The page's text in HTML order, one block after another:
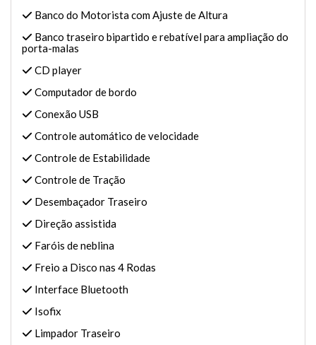
Banco do Motorista com Ajuste de Altura
Banco traseiro bipartido e rebatível para ampliação do
porta-malas
CD player
Computador de bordo
Conexão USB
Controle automático de velocidade
Controle de Estabilidade
Controle de Tração
Desembaçador Traseiro
Direção assistida
Faróis de neblina
Freio a Disco nas 4 Rodas
Interface Bluetooth
Isofix
Limpador Traseiro